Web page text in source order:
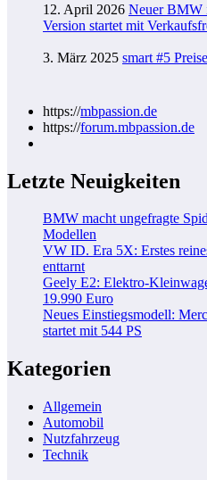
12. April 2026 Neuer BMW
Version startet mit
3. März 2025 smart #5
https://mbpassion.de
https://forum.mbpassion.de
Letzte Neuigkeiten
BMW macht ungefragte
Modellen
VW ID. Era 5X: Erstes
enttarnt
Geely E2: Elektro-
19.990 Euro
Neues Einstiegsmodell:
startet mit 544 PS
Kategorien
Allgemein
Automobil
Nutzfahrzeug
Technik